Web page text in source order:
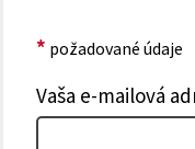
* požadované údaje
Vaša e-mailová